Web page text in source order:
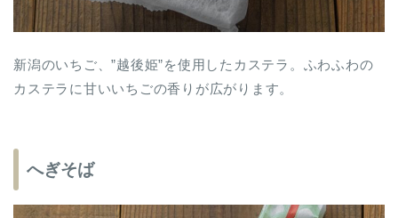
新潟のいちご、”越後姫”を使用したカステラ。ふわふわの
カステラに甘いいちごの香りが広がります。
へぎそば